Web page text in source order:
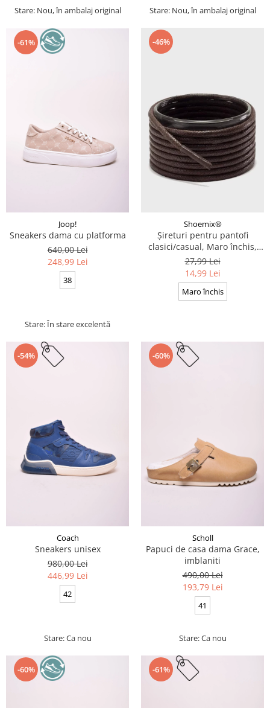
Stare: Nou, în ambalaj original Stare: Nou, în ambalaj original
-61%
Joop!
Sneakers dama cu platforma
640,00 Lei
248,99 Lei
38
Stare: În stare excelentă
-46%
Shoemix®
Șireturi pentru pantofi
clasici/casual, Maro închis,
Cerate, Calitate premium, 110
cm x 0.3 cm
27,99 Lei
14,99 Lei
Maro închis
-54%
Coach
Sneakers unisex
980,00 Lei
446,99 Lei
42
Stare: Ca nou
-60%
Scholl
Papuci de casa dama Grace,
imblaniti
490,00 Lei
193,79 Lei
41
Stare: Ca nou
-60% -61%